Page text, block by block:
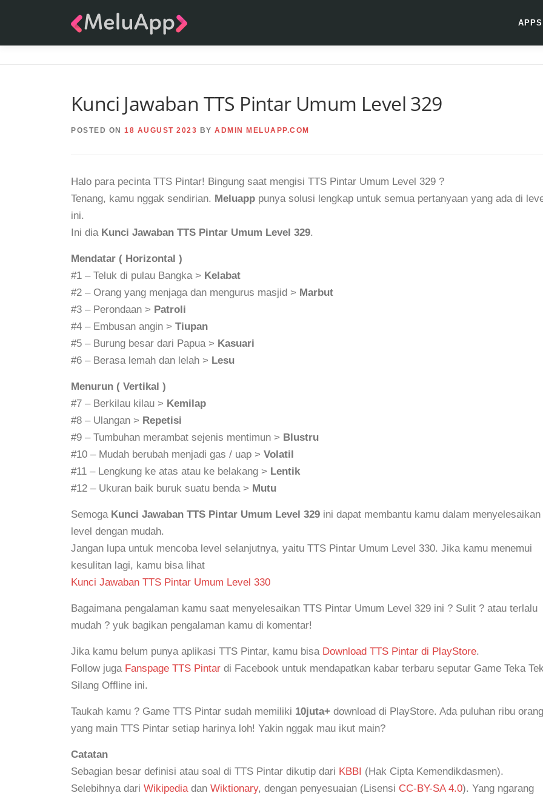
APPS
Kunci Jawaban TTS Pintar Umum Level 329
POSTED ON 18 AUGUST 2023 BY ADMIN MELUAPP.COM
Halo para pecinta TTS Pintar! Bingung saat mengisi TTS Pintar Umum Level 329 ?
Tenang, kamu nggak sendirian. Meluapp punya solusi lengkap untuk semua pertanyaan yang ada di
ini.
Ini dia Kunci Jawaban TTS Pintar Umum Level 329.
Mendatar ( Horizontal )
#1 – Teluk di pulau Bangka > Kelabat
#2 – Orang yang menjaga dan mengurus masjid > Marbut
#3 – Perondaan > Patroli
#4 – Embusan angin > Tiupan
#5 – Burung besar dari Papua > Kasuari
#6 – Berasa lemah dan lelah > Lesu
Menurun ( Vertikal )
#7 – Berkilau kilau > Kemilap
#8 – Ulangan > Repetisi
#9 – Tumbuhan merambat sejenis mentimun > Blustru
#10 – Mudah berubah menjadi gas / uap > Volatil
#11 – Lengkung ke atas atau ke belakang > Lentik
#12 – Ukuran baik buruk suatu benda > Mutu
Semoga Kunci Jawaban TTS Pintar Umum Level 329 ini dapat membantu kamu dalam menyelesaikan
level dengan mudah.
Jangan lupa untuk mencoba level selanjutnya, yaitu TTS Pintar Umum Level 330. Jika kamu menemui
kesulitan lagi, kamu bisa lihat
Kunci Jawaban TTS Pintar Umum Level 330
Bagaimana pengalaman kamu saat menyelesaikan TTS Pintar Umum Level 329 ini ? Sulit ? atau terlalu
mudah ? yuk bagikan pengalaman kamu di komentar!
Jika kamu belum punya aplikasi TTS Pintar, kamu bisa Download TTS Pintar di PlayStore.
Follow juga Fanspage TTS Pintar di Facebook untuk mendapatkan kabar terbaru seputar Game Teka
Silang Offline ini.
Taukah kamu ? Game TTS Pintar sudah memiliki 10juta+ download di PlayStore. Ada puluhan ribu orang
yang main TTS Pintar setiap harinya loh! Yakin nggak mau ikut main?
Catatan
Sebagian besar definisi atau soal di TTS Pintar dikutip dari KBBI (Hak Cipta Kemendikdasmen).
Selebihnya dari Wikipediadan Wiktionary, dengan penyesuaian (Lisensi CC-BY-SA 4.0). Yang ngarang